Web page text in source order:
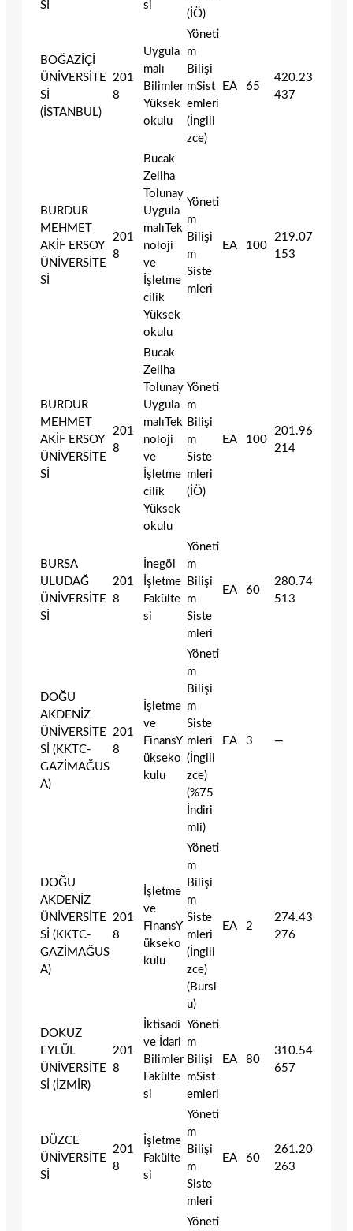
Sİ
si
(İÖ)
BOĞAZİÇİ
ÜNİVERSİTE
Sİ
(İSTANBUL)
201
8
Uygula
malı
Bilimler
Yüksek
okulu
Yöneti
m
Bilişi
mSist
emleri
(İngili
zce)
EA 65
420.23
437
BURDUR
MEHMET
AKİF ERSOY
ÜNİVERSİTE
Sİ
201
8
Bucak
Zeliha
Tolunay
Uygula
malıTek
noloji
ve
İşletme
cilik
Yüksek
okulu
Yöneti
m
Bilişi
m
Siste
mleri
EA 100
219.07
153
BURDUR
MEHMET
AKİF ERSOY
ÜNİVERSİTE
Sİ
201
8
Bucak
Zeliha
Tolunay
Uygula
malıTek
noloji
ve
İşletme
cilik
Yüksek
okulu
Yöneti
m
Bilişi
m
Siste
mleri
(İÖ)
EA 100
201.96
214
BURSA
ULUDAĞ
ÜNİVERSİTE
Sİ
201
8
İnegöl
İşletme
Fakülte
si
Yöneti
m
Bilişi
m
Siste
mleri
EA 60
280.74
513
DOĞU
AKDENİZ
ÜNİVERSİTE
Sİ (KKTC-
GAZİMAĞUS
A)
201
8
İşletme
ve
FinansY
ükseko
kulu
Yöneti
m
Bilişi
m
Siste
mleri
(İngili
zce)
(%75
İndiri
mli)
EA 3 —
DOĞU
AKDENİZ
ÜNİVERSİTE
Sİ (KKTC-
GAZİMAĞUS
A)
201
8
İşletme
ve
FinansY
ükseko
kulu
Yöneti
m
Bilişi
m
Siste
mleri
(İngili
zce)
(Bursl
u)
EA 2
274.43
276
DOKUZ
EYLÜL
ÜNİVERSİTE
Sİ (İZMİR)
201
8
İktisadi
ve İdari
Bilimler
Fakülte
si
Yöneti
m
Bilişi
mSist
emleri
EA 80
310.54
657
DÜZCE
ÜNİVERSİTE
Sİ
201
8
İşletme
Fakülte
si
Yöneti
m
Bilişi
m
Siste
mleri
EA 60
261.20
263
Yöneti